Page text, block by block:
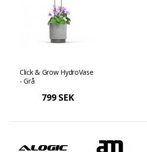
Click & Grow HydroVase
- Grå
799 SEK